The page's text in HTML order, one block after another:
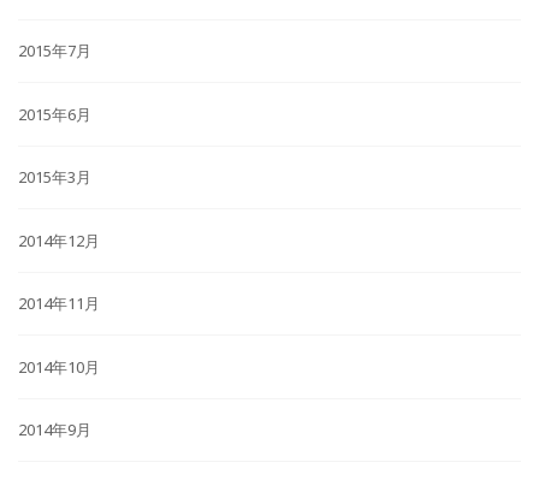
2015年7月
2015年6月
2015年3月
2014年12月
2014年11月
2014年10月
2014年9月